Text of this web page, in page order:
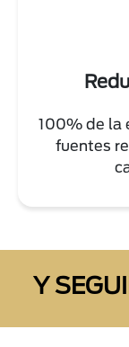
100% de la
fuentes
Y